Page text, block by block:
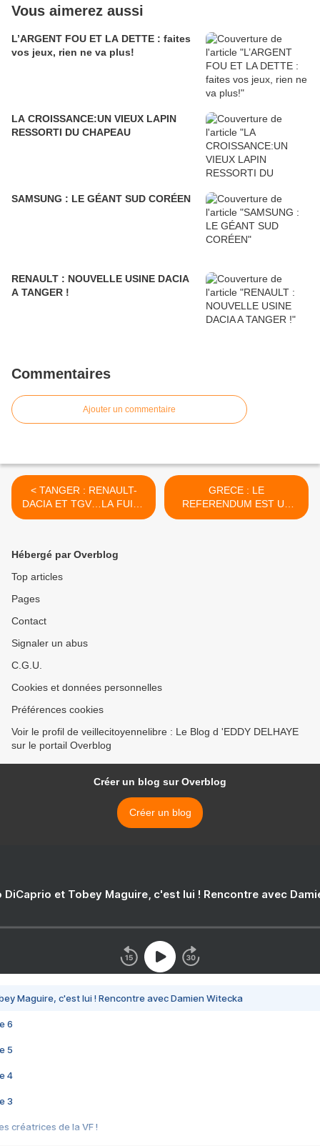
Vous aimerez aussi
L’ARGENT FOU ET LA DETTE : faites
vos jeux, rien ne va plus!
LA CROISSANCE:UN VIEUX LAPIN
RESSORTI DU CHAPEAU
SAMSUNG : LE GÉANT SUD CORÉEN
RENAULT : NOUVELLE USINE DACIA
A TANGER !
Commentaires
Ajouter un commentaire
< TANGER : RENAULT-
DACIA ET TGV…LA FUITE
EN AVANT ?
GRECE : LE
REFERENDUM EST UN
TICKET DE SORTIE DE
Hébergé par Overblog
Top articles
Pages
Contact
Signaler un abus
C.G.U.
Cookies et données personnelles
Préférences cookies
Voir le profil de veillecitoyennelibre : Le Blog d 'EDDY DELHAYE
sur le portail Overblog
Créer un blog sur Overblog
Créer un blog
DiCaprio et Tobey Maguire, c'est lui ! Rencontre avec
Maguire, c'est lui ! Rencontre avec Damien Witecka
6
5
4
3
créatrices de la VF !